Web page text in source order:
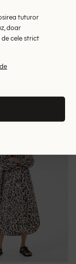
Kaffe, animal
tuturor
doar
cele strict